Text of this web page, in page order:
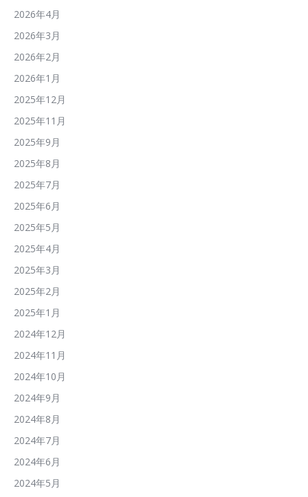
2026年4月
2026年3月
2026年2月
2026年1月
2025年12月
2025年11月
2025年9月
2025年8月
2025年7月
2025年6月
2025年5月
2025年4月
2025年3月
2025年2月
2025年1月
2024年12月
2024年11月
2024年10月
2024年9月
2024年8月
2024年7月
2024年6月
2024年5月